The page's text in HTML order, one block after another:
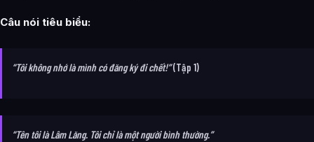
Câu nói tiêu biểu:
“Tôi không nhớ là mình có đăng ký đi chết!”(Tập 1)
“Tên tôi là Lâm Lăng. Tôi chỉ là một người bình thường.”